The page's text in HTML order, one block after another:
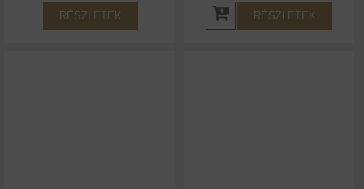
RÉSZLETEK RÉSZLETEK